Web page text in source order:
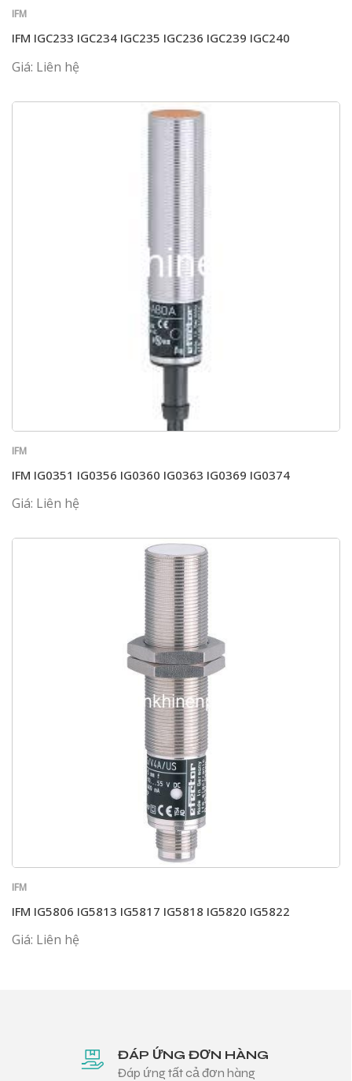
IFM
IFM IGC233 IGC234 IGC235 IGC236 IGC239 IGC240
Giá: Liên hệ
IFM
IFM IG0351 IG0356 IG0360 IG0363 IG0369 IG0374
Giá: Liên hệ
IFM
IFM IG5806 IG5813 IG5817 IG5818 IG5820 IG5822
Giá: Liên hệ
ĐÁP ỨNG ĐƠN HÀNG
Đáp ứng tất cả đơn hàng